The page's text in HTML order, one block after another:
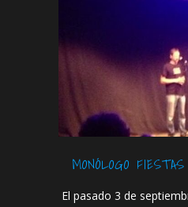
MONÓLOGO
El pasado 3 de